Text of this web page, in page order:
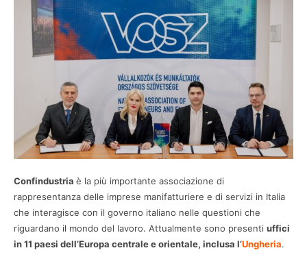
Confindustria è la più importante associazione di
rappresentanza delle imprese manifatturiere e di servizi in Italia
che interagisce con il governo italiano nelle questioni che
riguardano il mondo del lavoro. Attualmente sono presenti uffici
in 11 paesi dell’Europa centrale e orientale, inclusa l’Ungheria.